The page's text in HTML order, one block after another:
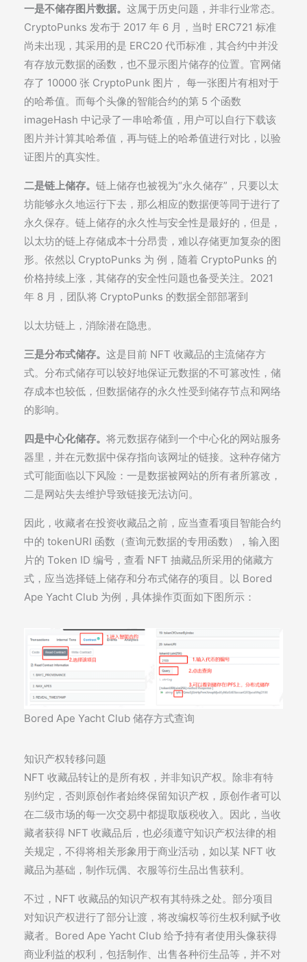
一是不储存图片数据。 这属于历史问题，并非行业常态。
CryptoPunks 发布于 2017 年 6 月，当时 ERC721 标准
尚未出现，其采用的是 ERC20 代币标准，其合约中并没
有存放元数据的函数，也不显示图片储存的位置。官网储
存了 10000 张 CryptoPunk 图片， 每一张图片有相对于
的哈希值。而每个头像的智能合约的第 5 个函数
imageHash 中记录了一串哈希值，用户可以自行下载该
图片并计算其哈希值，再与链上的哈希值进行对比，以验
证图片的真实性。
二是链上储存。 链上储存也被视为“永久储存”，只要以太
坊能够永久地运行下去，那么相应的数据便等同于进行了
永久保存。链上储存的永久性与安全性是最好的，但是，
以太坊的链上存储成本十分昂贵，难以存储更加复杂的图
形。依然以 CryptoPunks 为 例，随着 CryptoPunks 的
价格持续上涨，其储存的安全性问题也备受关注。2021
年 8 月，团队将 CryptoPunks 的数据全部部署到
以太坊链上，消除潜在隐患。
三是分布式储存。 这是目前 NFT 收藏品的主流储存方
式。分布式储存可以较好地保证元数据的不可篡改性，储
存成本也较低，但数据储存的永久性受到储存节点和网络
的影响。
四是中心化储存。 将元数据存储到一个中心化的网站服务
器里，并在元数据中保存指向该网址的链接。这种存储方
式可能面临以下风险：一是数据被网站的所有者所篡改，
二是网站失去维护导致链接无法访问。
因此，收藏者在投资收藏品之前，应当查看项目智能合约
中的 tokenURI 函数（查询元数据的专用函数），输入图
片的 Token ID 编号，查看 NFT 抽藏品所采用的储藏方
式，应当选择链上储存和分布式储存的项目。以 Bored
Ape Yacht Club 为例，具体操作页面如下图所示：
Bored Ape Yacht Club 储存方式查询
知识产权转移问题
NFT 收藏品转让的是所有权，并非知识产权。除非有特
别约定，否则原创作者始终保留知识产权，原创作者可以
在二级市场的每一次交易中都提取版税收入。因此，当收
藏者获得 NFT 收藏品后，也必须遵守知识产权法律的相
关规定，不得将相关形象用于商业活动，如以某 NFT 收
藏品为基础，制作玩偶、衣服等衍生品出售获利。
不过，NFT 收藏品的知识产权有其特殊之处。部分项目
对知识产权进行了部分让渡，将改编权等衍生权利赋予收
藏者。Bored Ape Yacht Club 给予持有者使用头像获得
商业利益的权利，包括制作、出售各种衍生品等，并不对